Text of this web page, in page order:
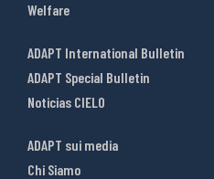
Welfare
ADAPT International Bulletin
ADAPT Special Bulletin
Noticias CIELO
ADAPT sui media
Chi Siamo